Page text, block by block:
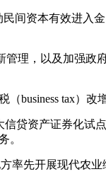
动民间资本有效
管理，以及加强
（business tax
信贷资产证券化
。
率先开展现代农业